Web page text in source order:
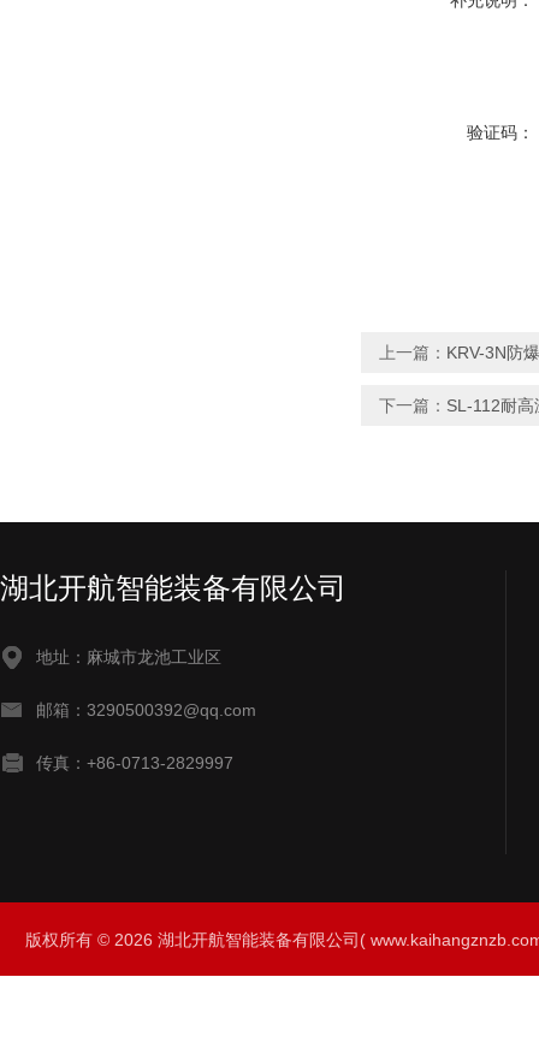
验证码：
上一篇： KRV-3N防
下一篇： SL-112耐
湖北开航智能装备有限公司
地址：麻城市龙池工业区
邮箱：3290500392@qq.com
传真：+86-0713-2829997
版权所有 © 2026 湖北开航智能装备有限公司(